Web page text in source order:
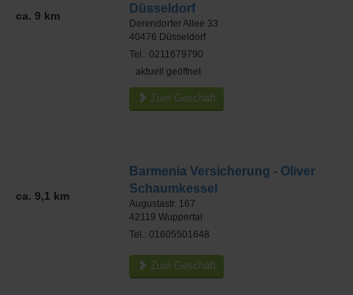
ca. 9 km
Düsseldorf
Derendorfer Allee 33
40476 Düsseldorf
Tel.: 0211679790
aktuell geöffnet
Zum Geschäft
ca. 9,1 km
Barmenia Versicherung - Oliver
Schaumkessel
Augustastr. 167
42119 Wuppertal
Tel.: 01605501648
Zum Geschäft